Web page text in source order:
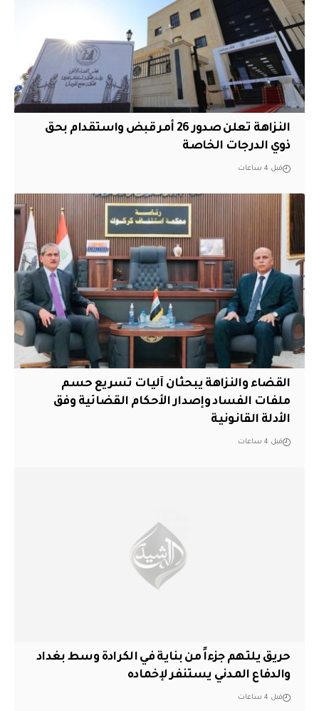
النزاهة تعلن صدور 26 أمر قبض واستقدام بحق
ذوي الدرجات الخاصة
قبل 4 ساعات
القضاء والنزاهة يبحثان آليات تسريع حسم
ملفات الفساد وإصدار الأحكام القضائية وفق
الأدلة القانونية
قبل 4 ساعات
حريق يلتهم جزءاً من بناية في الكرادة وسط بغداد
والدفاع المدني يستنفر لإخماده
قبل 4 ساعات